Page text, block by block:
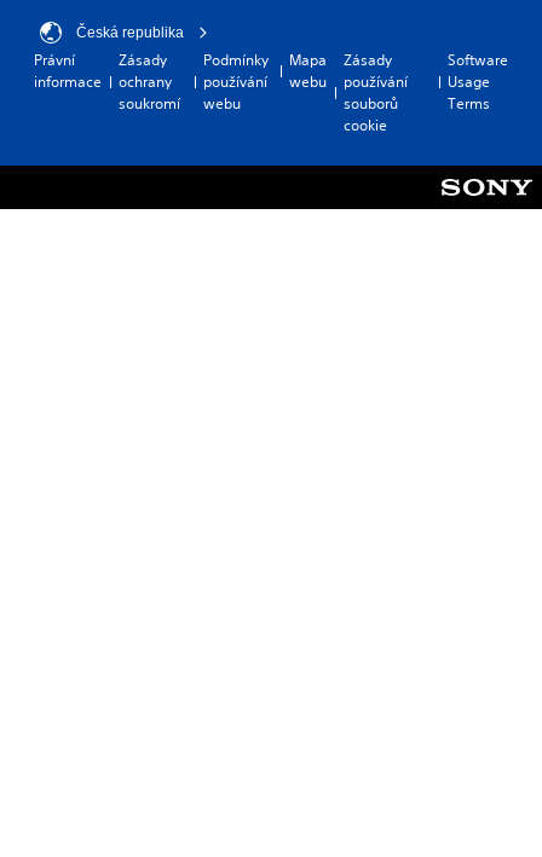
Česká republika
Právní
informace
Zásady
ochrany
soukromí
Podmínky
používání
webu
Mapa
webu
Zásady
používání
souborů
cookie
Software
Usage
Terms